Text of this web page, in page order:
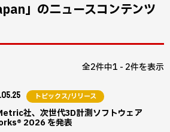
」のニュースコンテンツ
全2件中1 - 2件を表示
社、次世代3D計測ソフトウェア
2026 を発表
トピックス/リリース